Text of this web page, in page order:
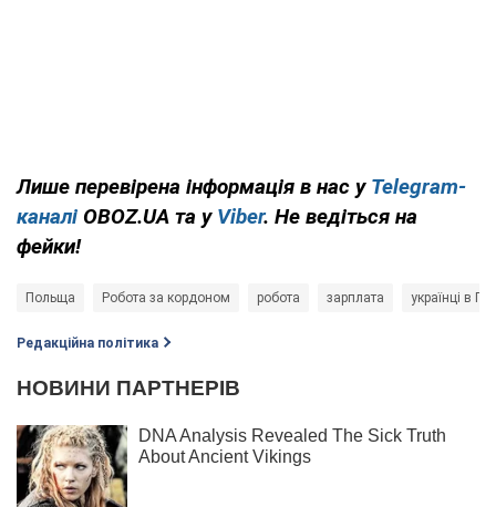
Лише перевірена інформація в нас у Telegram-
каналі OBOZ.UA та у Viber. Не ведіться на
фейки!
Польща Робота за кордоном робота зарплата українці в
Редакційна політика